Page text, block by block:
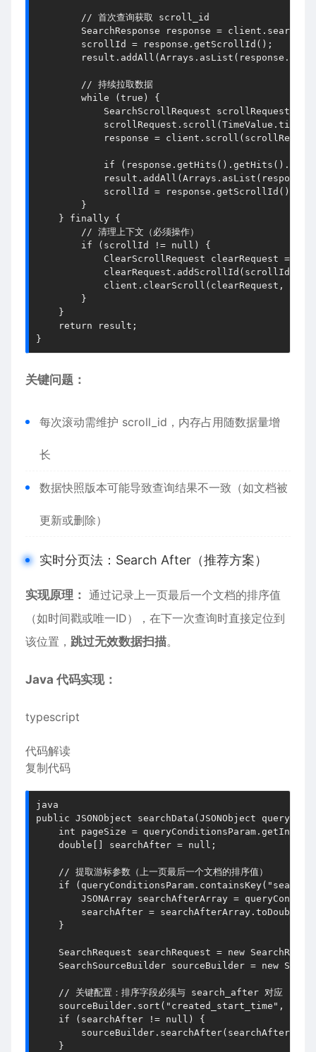
// 首次查询获取 scroll_id
SearchResponse
response =
scrollId
= response.getScrollId() ;
// 持续拉取数据
while (true) {
SearchScrollRequest scrollRequest
response = client.scroll(scrollRequest,
if (response.getHits().getHits().
scrollId
= response.getScrollId()
}
} finally {
// 清理上下文（必须操作）
if (scrollId != null) {
ClearScrollRequest clearRequest =
clearRequest.addScrollId(scrollId)
client.clearScroll(clearRequest,
}
}
return result ;
}
​​关键问题​​：
每次滚动需维护 scroll_id，内存占用随数据量增
长
数据快照版本可能导致查询结果不一致（如文档被
更新或删除）
实时分页法：Search After（推荐方案）
​​实现原理​​： 通过记录上一页最后一个文档的排序值
（如时间戳或唯一ID），在下一次查询时直接定位到
该位置，​​ 跳过无效数据扫描​​。
​​Java 代码实现​​：
typescript
代码解读
复制代码
java
public JSONObject searchData ( JSONObject
int pageSize = queryConditionsParam. getInt
double[] searchAfter = null ;
// 提取游标参数（上一页最后一个文档的排序值）
if (queryConditionsParam. containsKey(
JSONArray searchAfterArray =
searchAfter = searchAfterArray.
}
SearchRequest searchRequest = new
SearchSourceBuilder sourceBuilder = new
// 关键配置：排序字段必须与 search_after 对应
sourceBuilder. sort ( "created_start_time" ,
if (searchAfter != null ) {
sourceBuilder. searchAfter(searchAfter);
}